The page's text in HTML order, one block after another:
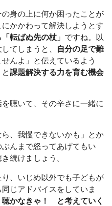
身の上に何か困ったことが
かかわって解決しようとす
「転ばぬ先の杖」 ですね。以
てしまうと、
自分の足で難
んよ」と伝えているよう
課題解決する力を育む機会
聴いて、その辛さに一緒に
、我慢できないかも」とか
ぶんまで怒ってあげてもい
続けましょう。
、いじめ以外でも子どもが
じアドバイスをしていま
かなきゃ！ と考えていく